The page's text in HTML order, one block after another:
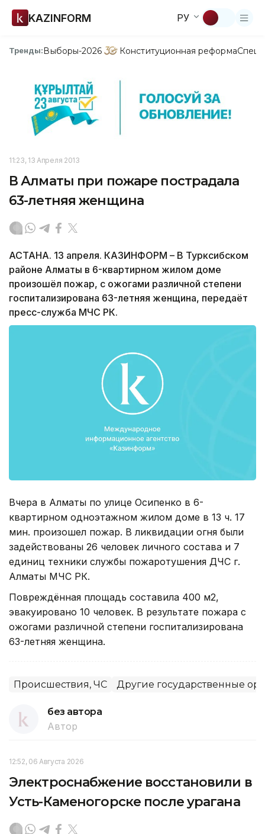
KAZINFORM РУ
Тренды:Выборы-2026 Конституционная реформа
11:23, 13 Апреля 2013
В Алматы при пожаре пострадала
63-летняя женщина
АСТАНА. 13 апреля. КАЗИНФОРМ – В Турксибском
районе Алматы в 6-квартирном жилом доме
произошёл пожар, с ожогами различной степени
госпитализирована 63-летняя женщина, передаёт
пресс-служба МЧС РК.
Вчера в Алматы по улице Осипенко в 6-
квартирном одноэтажном жилом доме в 13 ч. 17
мин. произошел пожар. В ликвидации огня были
задействованы 26 человек личного состава и 7
единиц техники службы пожаротушения ДЧС г.
Алматы МЧС РК.
Повреждённая площадь составила 400 м2,
эвакуировано 10 человек. В результате пожара с
ожогами различной степени госпитализирована
63-летняя женщина.
Происшествия, ЧС Другие государственные
без автора
Автор
12:52, 06 Августа 2026
Электроснабжение восстановили в
Усть-Каменогорске после урагана